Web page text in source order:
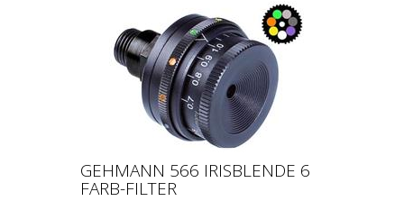
GEHMANN 566 IRISBLENDE 6
FARB-FILTER